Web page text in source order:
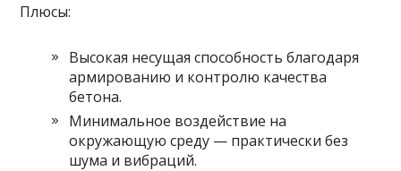
Плюсы:
Высокая несущая способность благодаря
армированию и контролю качества
бетона.
Минимальное воздействие на
окружающую среду — практически без
шума и вибраций.